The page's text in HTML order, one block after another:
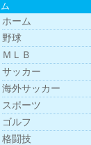
ム
ホーム
野球
ＭＬＢ
サッカー
海外サッカー
スポーツ
ゴルフ
格闘技